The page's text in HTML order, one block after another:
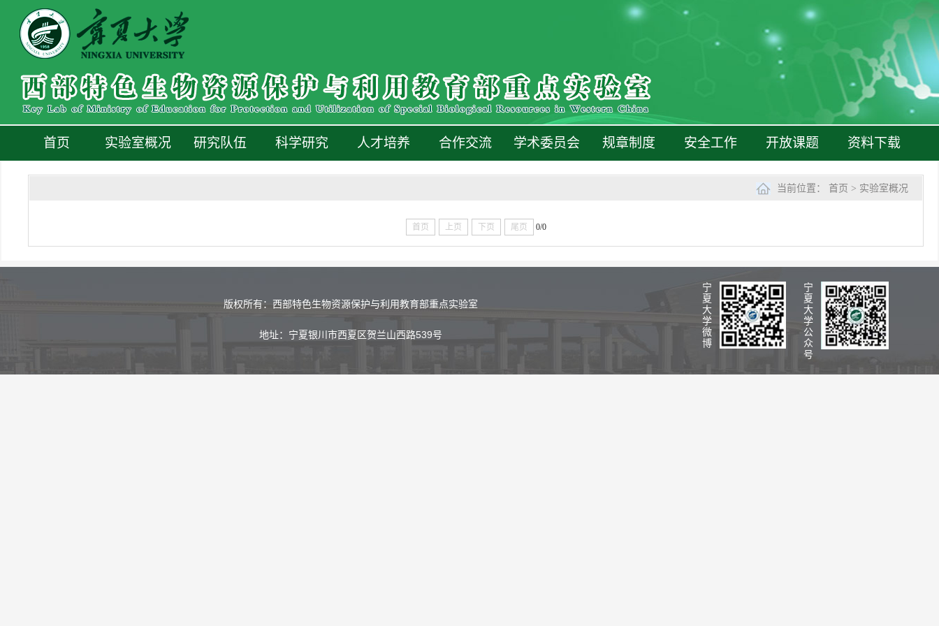
首页 实验室概况 研究队伍 科学研究 人才培养 合作交流 学术委员会 规章制度 安全工作 开放课题 资料下载
当前位置： 首页 > 实验室概况
首页 上页 下页 尾页 0/0
版权所有：西部特色生物资源保护与利用教育部重点实验室
地址：宁夏银川市西夏区贺兰山西路539号
宁
夏
大
学
公
众
号
宁
夏
大
学
微
博